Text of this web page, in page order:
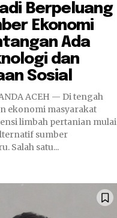
Berpeluang
Ekonomi
Ada
dan
Sosial
ACEH — Di tengah
ekonomi masyarakat
limbah pertanian mulai
sumber
Salah satu...